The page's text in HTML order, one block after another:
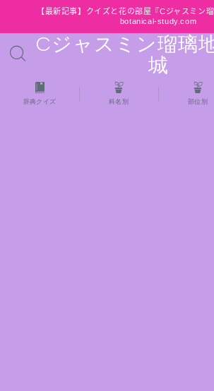
【最新記事】クイズと花の部屋『Cジャスミン
botanical-study.com
Cジャスミン瑠璃
城
MENU
HOME
辞典クイズ 科名別 部位別